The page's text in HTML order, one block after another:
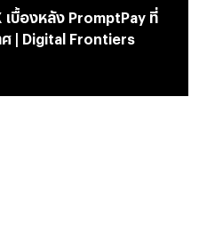
บื้องหลัง PromptPay ที่
ศ | Digital Frontiers